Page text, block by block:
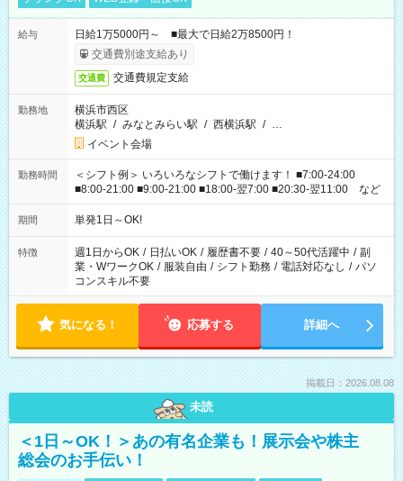
給与
日給1万5000円～ ■最大で日給2万8500円！
交通費別途支給あり
交通費 交通費規定支給
勤務地
横浜市西区
横浜駅 / みなとみらい駅 / 西横浜駅 / …
イベント会場
勤務時間
＜シフト例＞ いろいろなシフトで働けます！ ■7:00-24:00
■8:00-21:00 ■9:00-21:00 ■18:00-翌7:00 ■20:30-翌11:00 など
期間 単発1日～OK!
特徴 週1日からOK / 日払いOK / 履歴書不要 / 40～50代活躍中 / 副
業・WワークOK / 服装自由 / シフト勤務 / 電話対応なし / パソ
コンスキル不要
気になる！ 応募する 詳細へ
掲載日：2026.08.08
未読
＜1日～OK！＞あの有名企業も！展示会や株主
総会のお手伝い！